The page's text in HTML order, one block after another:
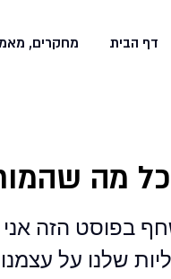
דף הבית מחקרים,
מה
בפוסט הזה
שלנו על